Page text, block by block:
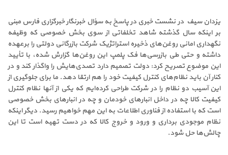
یزدان سیف در نشست خبری در پاسخ به سؤال خبرنگار خبرگزاری فارس مبنی
بر اینکه سال گذشته شاهد تخلفاتی از سوی بخش خصوصی که وظیفه
نگهداری امانی روغن‌های ذخیره استراتژیک شرکت بازرگانی دولتی را برعهده
داشته و حتی طی بازرسی‌ها فک پلمپ این روغن‌ها گزارش شده، ‌با تأیید
این موضوع تصریح کرد: دولت تصمیم دارد تصدی‌هایش را واگذار کند و در
کنار آن باید نظام‌های کنترل کیفیت خود را هم ارتقا دهد. ما برای جلوگیری از
این آسیب دو نظام را در شرکت طراحی کرده‌ایم که یکی از آنها نظام کنترل
کیفیت کالا چه در داخل انبارهای خودمان و چه در انبارهای بخش خصوصی
است که با استفاده از فناوری اطلاعات به این مهم خواهیم رسید. دیگر اینکه
نظام موجودی برداری و ورود و خروج کالا که در دست تهیه است تا این
چالش‌ها حل شود.